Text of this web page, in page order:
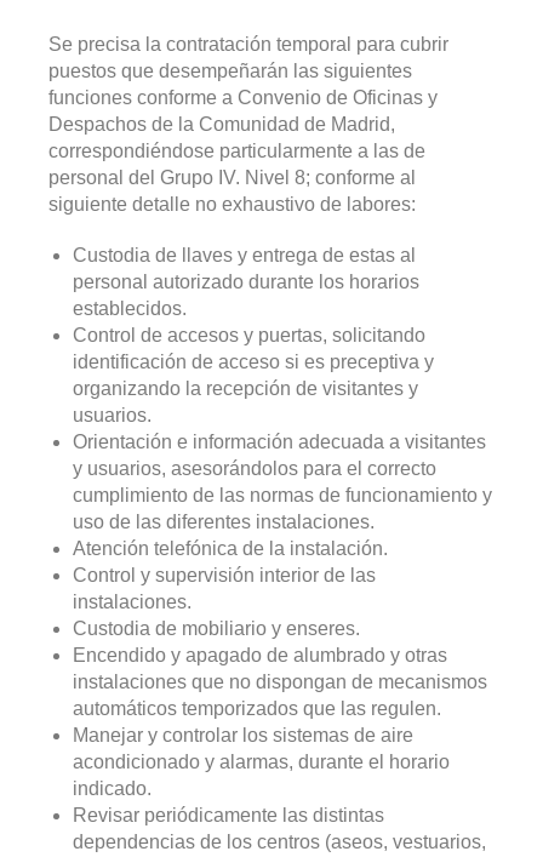
Se precisa la contratación temporal para cubrir
puestos que desempeñarán las siguientes
funciones conforme a Convenio de Oficinas y
Despachos de la Comunidad de Madrid,
correspondiéndose particularmente a las de
personal del Grupo IV. Nivel 8; conforme al
siguiente detalle no exhaustivo de labores:
Custodia de llaves y entrega de estas al
personal autorizado durante los horarios
establecidos.
Control de accesos y puertas, solicitando
identificación de acceso si es preceptiva y
organizando la recepción de visitantes y
usuarios.
Orientación e información adecuada a visitantes
y usuarios, asesorándolos para el correcto
cumplimiento de las normas de funcionamiento y
uso de las diferentes instalaciones.
Atención telefónica de la instalación.
Control y supervisión interior de las
instalaciones.
Custodia de mobiliario y enseres.
Encendido y apagado de alumbrado y otras
instalaciones que no dispongan de mecanismos
automáticos temporizados que las regulen.
Manejar y controlar los sistemas de aire
acondicionado y alarmas, durante el horario
indicado.
Revisar periódicamente las distintas
dependencias de los centros (aseos, vestuarios,